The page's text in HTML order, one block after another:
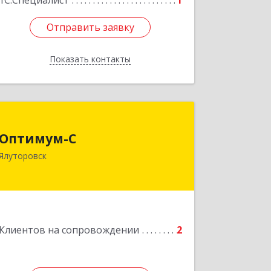
Отправить заявку
Показать контакты
Отправить заявку
Назад
Оптимум-С
Клиентов на сопровождении 2